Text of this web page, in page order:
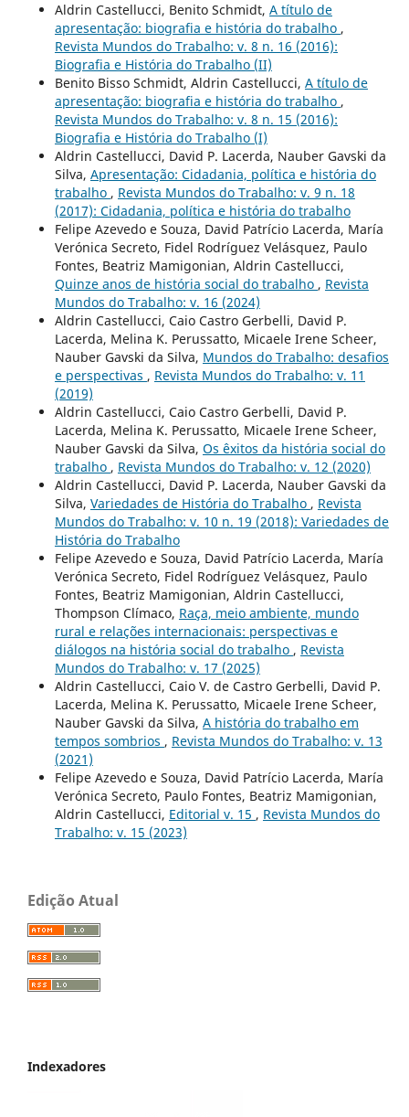
Aldrin Castellucci, Benito Schmidt, A título de
apresentação: biografia e história do trabalho ,
Revista Mundos do Trabalho: v. 8 n. 16 (2016):
Biografia e História do Trabalho (II)
Benito Bisso Schmidt, Aldrin Castellucci, A título de
apresentação: biografia e história do trabalho ,
Revista Mundos do Trabalho: v. 8 n. 15 (2016):
Biografia e História do Trabalho (I)
Aldrin Castellucci, David P. Lacerda, Nauber Gavski da
Silva, Apresentação: Cidadania, política e história do
trabalho , Revista Mundos do Trabalho: v. 9 n. 18
(2017): Cidadania, política e história do trabalho
Felipe Azevedo e Souza, David Patrício Lacerda, María
Verónica Secreto, Fidel Rodríguez Velásquez, Paulo
Fontes, Beatriz Mamigonian, Aldrin Castellucci,
Quinze anos de história social do trabalho , Revista
Mundos do Trabalho: v. 16 (2024)
Aldrin Castellucci, Caio Castro Gerbelli, David P.
Lacerda, Melina K. Perussatto, Micaele Irene Scheer,
Nauber Gavski da Silva, Mundos do Trabalho: desafios
e perspectivas , Revista Mundos do Trabalho: v. 11
(2019)
Aldrin Castellucci, Caio Castro Gerbelli, David P.
Lacerda, Melina K. Perussatto, Micaele Irene Scheer,
Nauber Gavski da Silva, Os êxitos da história social do
trabalho , Revista Mundos do Trabalho: v. 12 (2020)
Aldrin Castellucci, David P. Lacerda, Nauber Gavski da
Silva, Variedades de História do Trabalho , Revista
Mundos do Trabalho: v. 10 n. 19 (2018): Variedades de
História do Trabalho
Felipe Azevedo e Souza, David Patrício Lacerda, María
Verónica Secreto, Fidel Rodríguez Velásquez, Paulo
Fontes, Beatriz Mamigonian, Aldrin Castellucci,
Thompson Clímaco, Raça, meio ambiente, mundo
rural e relações internacionais: perspectivas e
diálogos na história social do trabalho , Revista
Mundos do Trabalho: v. 17 (2025)
Aldrin Castellucci, Caio V. de Castro Gerbelli, David P.
Lacerda, Melina K. Perussatto, Micaele Irene Scheer,
Nauber Gavski da Silva, A história do trabalho em
tempos sombrios , Revista Mundos do Trabalho: v. 13
(2021)
Felipe Azevedo e Souza, David Patrício Lacerda, María
Verónica Secreto, Paulo Fontes, Beatriz Mamigonian,
Aldrin Castellucci, Editorial v. 15 , Revista Mundos do
Trabalho: v. 15 (2023)
Edição Atual
Indexadores